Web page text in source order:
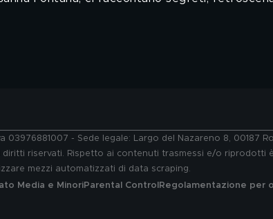
03976881007 - Sede legale: Largo del Nazareno 8,
riservati. Rispetto ai contenuti trasmessi e/o
mezzi automatizzati di data scraping.
Media e MinoriParental Control Regolamentazione per